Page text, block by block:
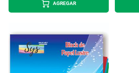
AGREGAR